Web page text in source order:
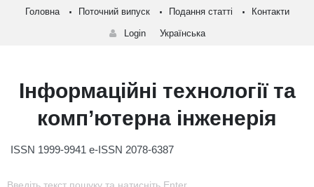
Головна Поточний випуск Подання статті Контакти
Login Українська
Інформаційні технології та
комп’ютерна інженерія
ISSN 1999-9941 e-ISSN 2078-6387